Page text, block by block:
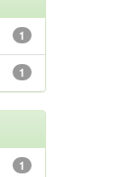
1
1
1